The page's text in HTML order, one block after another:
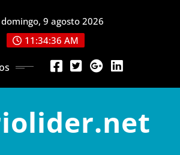
domingo, 9 agosto 2026
11:34:38 AM